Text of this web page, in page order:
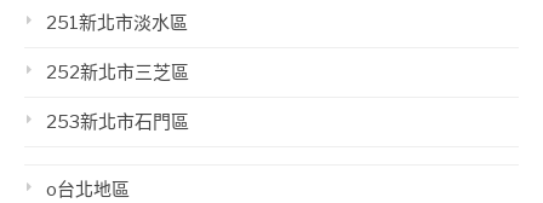
251新北市淡水區
252新北市三芝區
253新北市石門區
o台北地區